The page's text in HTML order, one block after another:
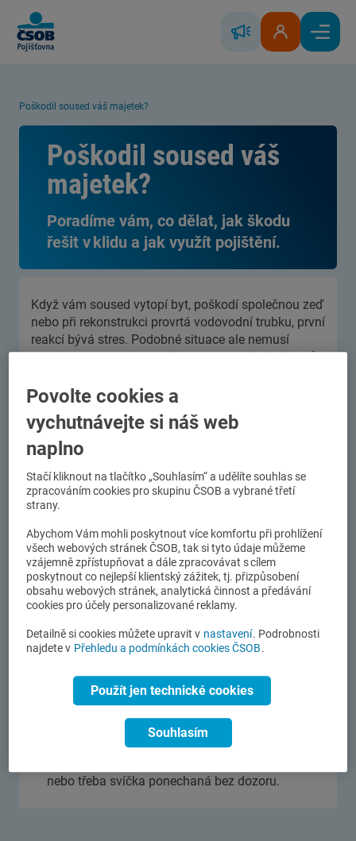
Skip to Main Content
Řešení škodyKlientská zóna
Hlavní
Poškodil soused váš majetek?
Poškodil soused váš
majetek?
Poradíme vám, co dělat, jak škodu
řešit v klidu a jak využít pojištění.
Když vám soused vytopí byt, poškodí společnou zeď
nebo při rekonstrukci provrtá vodovodní trubku, první
reakcí bývá stres. Podobné situace ale nemusí
skončit sousedským konfliktem. Ve většině případů
způsobil. Pokud má soused sjednané
pojišťovna a vše se vyřeší klidněji.
Nejčastější sousedské škody
Typické sousedské škody vznikají často náhodou a
bez zlého úmyslu. O to důležitější je vědět, jak
takové události řešit věcně.
Vytopení bytu
je nejčastější typ sousedské škody.
Stačí prasklá hadička, přetečená vana nebo
puštěná pračka bez dozoru.
Poškození při rekonstrukci— vrtání do zdi,
bourací práce nebo manipulace s těžkým
materiálem mohou poškodit rozvody, společné
zdi i majetek sousedů.
Požár z nedbalosti— škodu může způsobit
nebo třeba svíčka ponechaná bez dozoru.
Povolte cookies a
vychutnávejte si náš web
naplno
Stačí kliknout na tlačítko „Souhlasím“ a udělíte souhlas se
zpracováním cookies pro skupinu ČSOB a vybrané třetí
strany.
Abychom Vám mohli poskytnout více komfortu při prohlížení
všech webových stránek ČSOB, tak si tyto údaje můžeme
vzájemně zpřístupňovat a dále zpracovávat s cílem
poskytnout co nejlepší klientský zážitek, tj. přizpůsobení
obsahu webových stránek, analytická činnost a předávání
cookies pro účely personalizované reklamy.
Detailně si cookies můžete upravit v nastavení. Podrobnosti
najdete v Přehledu a podmínkách cookies ČSOB.
Použít jen technické cookies
Souhlasím